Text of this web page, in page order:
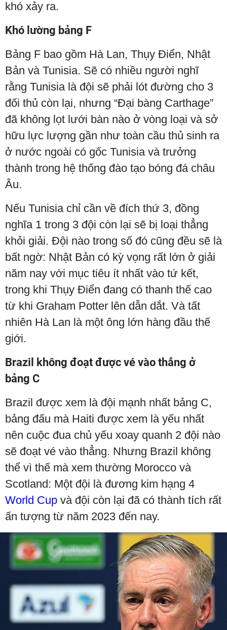
khó xảy ra.
Khó lường bảng F
Bảng F bao gồm Hà Lan, Thụy Điển, Nhật
Bản và Tunisia. Sẽ có nhiều người nghĩ
rằng Tunisia là đội sẽ phải lót đường cho 3
đối thủ còn lại, nhưng “Đại bàng Carthage”
đã không lọt lưới bàn nào ở vòng loại và sở
hữu lực lượng gần như toàn cầu thủ sinh ra
ở nước ngoài có gốc Tunisia và trưởng
thành trong hệ thống đào tạo bóng đá châu
Âu.
Nếu Tunisia chỉ cần về đích thứ 3, đồng
nghĩa 1 trong 3 đội còn lại sẽ bị loại thẳng
khỏi giải. Đội nào trong số đó cũng đều sẽ là
bất ngờ: Nhật Bản có kỳ vọng rất lớn ở giải
năm nay với mục tiêu ít nhất vào tứ kết,
trong khi Thụy Điển đang có thanh thế cao
từ khi Graham Potter lên dẫn dắt. Và tất
nhiên Hà Lan là một ông lớn hàng đầu thế
giới.
Brazil không đoạt được vé vào thẳng ở
bảng C
Brazil được xem là đội mạnh nhất bảng C,
bảng đấu mà Haiti được xem là yếu nhất
nên cuộc đua chủ yếu xoay quanh 2 đội nào
sẽ đoạt vé vào thẳng. Nhưng Brazil không
thể vì thế mà xem thường Morocco và
Scotland: Một đội là đương kim hạng 4
World Cup và đội còn lại đã có thành tích rất
ấn tượng từ năm 2023 đến nay.